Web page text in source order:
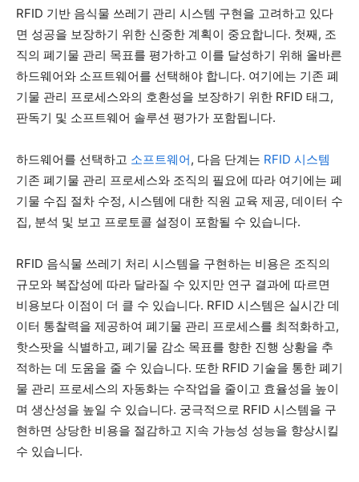
RFID 기반 음식물 쓰레기 관리 시스템 구현을 고려하고 있다
면 성공을 보장하기 위한 신중한 계획이 중요합니다. 첫째, 조
직의 폐기물 관리 목표를 평가하고 이를 달성하기 위해 올바른
하드웨어와 소프트웨어를 선택해야 합니다. 여기에는 기존 폐
기물 관리 프로세스와의 호환성을 보장하기 위한 RFID 태그,
판독기 및 소프트웨어 솔루션 평가가 포함됩니다.
하드웨어를 선택하고 소프트웨어, 다음 단계는 RFID 시스템
기존 폐기물 관리 프로세스와 조직의 필요에 따라 여기에는 폐
기물 수집 절차 수정, 시스템에 대한 직원 교육 제공, 데이터 수
집, 분석 및 보고 프로토콜 설정이 포함될 수 있습니다.
RFID 음식물 쓰레기 처리 시스템을 구현하는 비용은 조직의
규모와 복잡성에 따라 달라질 수 있지만 연구 결과에 따르면
비용보다 이점이 더 클 수 있습니다. RFID 시스템은 실시간 데
이터 통찰력을 제공하여 폐기물 관리 프로세스를 최적화하고,
핫스팟을 식별하고, 폐기물 감소 목표를 향한 진행 상황을 추
적하는 데 도움을 줄 수 있습니다. 또한 RFID 기술을 통한 폐기
물 관리 프로세스의 자동화는 수작업을 줄이고 효율성을 높이
며 생산성을 높일 수 있습니다. 궁극적으로 RFID 시스템을 구
현하면 상당한 비용을 절감하고 지속 가능성 성능을 향상시킬
수 있습니다.